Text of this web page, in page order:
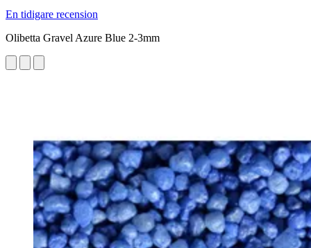
En tidigare recension
Olibetta Gravel Azure Blue 2-3mm